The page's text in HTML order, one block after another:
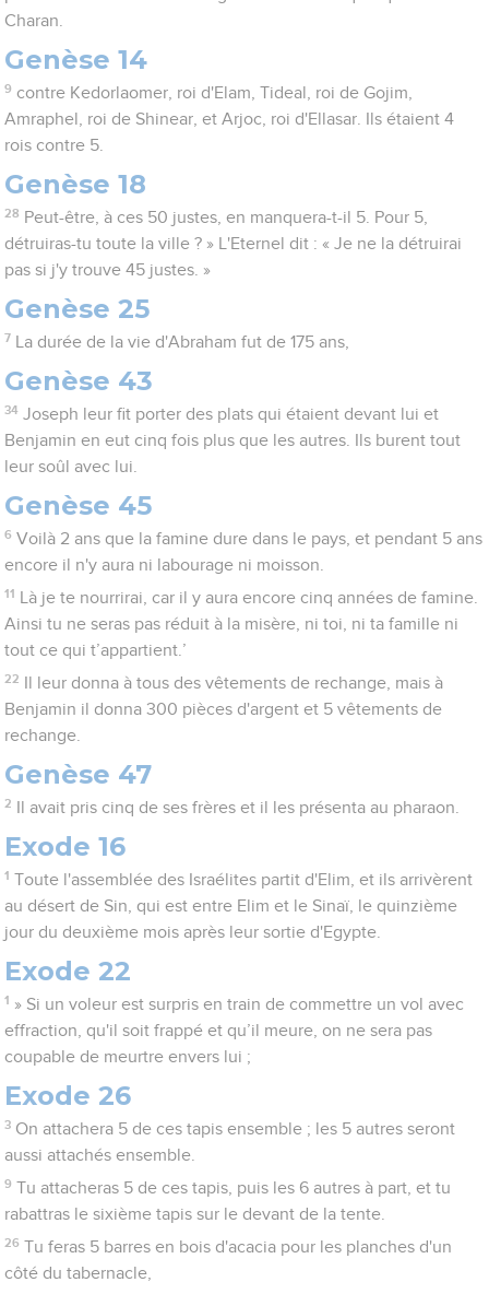
Charan.
Genèse 14
9 contre Kedorlaomer, roi d'Elam, Tideal, roi de Gojim,
Amraphel, roi de Shinear, et Arjoc, roi d'Ellasar. Ils étaient 4
rois contre 5.
Genèse 18
28 Peut-être, à ces 50 justes, en manquera-t-il 5. Pour 5,
détruiras-tu toute la ville ? » L'Eternel dit : « Je ne la détruirai
pas si j'y trouve 45 justes. »
Genèse 25
7 La durée de la vie d'Abraham fut de 175 ans,
Genèse 43
34 Joseph leur fit porter des plats qui étaient devant lui et
Benjamin en eut cinq fois plus que les autres. Ils burent tout
leur soûl avec lui.
Genèse 45
6 Voilà 2 ans que la famine dure dans le pays, et pendant 5 ans
encore il n'y aura ni labourage ni moisson.
11
Là je te nourrirai, car il y aura encore cinq années de famine.
Ainsi tu ne seras pas réduit à la misère, ni toi, ni ta famille ni
tout ce qui t’appartient.’
22
Il leur donna à tous des vêtements de rechange, mais à
Benjamin il donna 300 pièces d'argent et 5 vêtements de
rechange.
Genèse 47
2 Il avait pris cinq de ses frères et il les présenta au pharaon.
Exode 16
1 Toute l'assemblée des Israélites partit d'Elim, et ils arrivèrent
au désert de Sin, qui est entre Elim et le Sinaï, le quinzième
jour du deuxième mois après leur sortie d'Egypte.
Exode 22
1 » Si un voleur est surpris en train de commettre un vol avec
effraction, qu'il soit frappé et qu’il meure, on ne sera pas
coupable de meurtre envers lui ;
Exode 26
3 On attachera 5 de ces tapis ensemble ; les 5 autres seront
aussi attachés ensemble.
9 Tu attacheras 5 de ces tapis, puis les 6 autres à part, et tu
rabattras le sixième tapis sur le devant de la tente.
26 Tu feras 5 barres en bois d'acacia pour les planches d'un
côté du tabernacle,